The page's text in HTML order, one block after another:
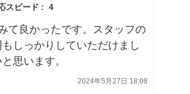
スピード : 4
て良かったです。スタッフの
しっかりしていただけまし
思います。
2024年5月27日 18:08